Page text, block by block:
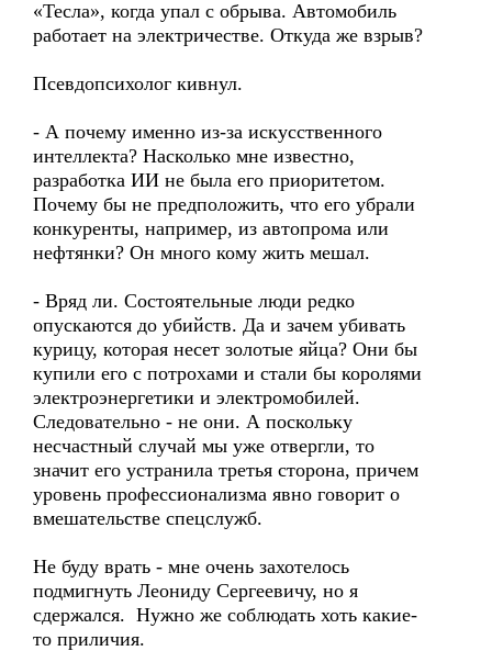
«Тесла», когда упал с обрыва. Автомобиль
работает на электричестве. Откуда же взрыв?
Псевдопсихолог кивнул.
- А почему именно из-за искусственного
интеллекта? Насколько мне известно,
разработка ИИ не была его приоритетом.
Почему бы не предположить, что его убрали
конкуренты, например, из автопрома или
нефтянки? Он много кому жить мешал.
- Вряд ли. Состоятельные люди редко
опускаются до убийств. Да и зачем убивать
курицу, которая несет золотые яйца? Они бы
купили его с потрохами и стали бы королями
электроэнергетики и электромобилей.
Следовательно - не они. А поскольку
несчастный случай мы уже отвергли, то
значит его устранила третья сторона, причем
уровень профессионализма явно говорит о
вмешательстве спецслужб.
Не буду врать - мне очень захотелось
подмигнуть Леониду Сергеевичу, но я
сдержался. Нужно же соблюдать хоть какие-
то приличия.